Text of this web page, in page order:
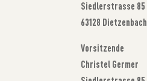
Siedlerstrasse 85
63128 Dietzenbach
Vorsitzende
Christel Germer